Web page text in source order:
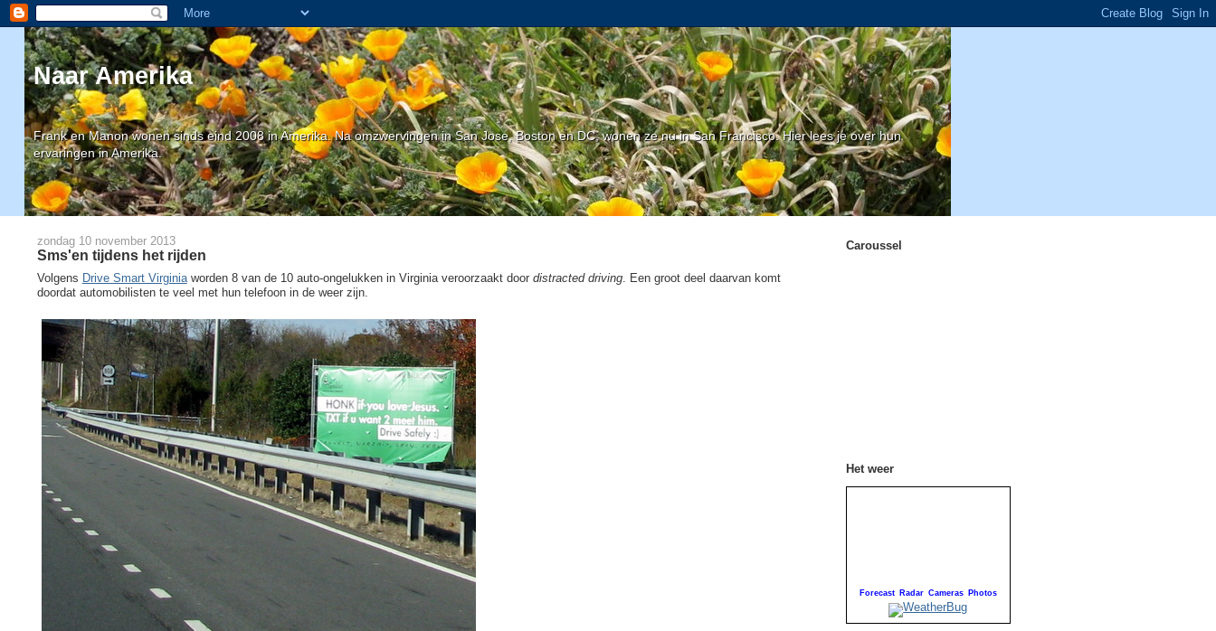
Naar Amerika
Frank en Manon wonen sinds eind 2008 in Amerika. Na omzwervingen in San Jose, Boston en DC, wonen ze nu in San Francisco. Hier lees je over hun
ervaringen in Amerika.
zondag 10 november 2013
Sms'en tijdens het rijden
Volgens Drive Smart Virginiaworden 8 van de 10 auto-ongelukken in Virginia veroorzaakt door distracted driving. Een groot deel daarvan komt
doordat automobilisten te veel met hun telefoon in de weer zijn.
Caroussel
Het weer
Forecast Radar Cameras Photos